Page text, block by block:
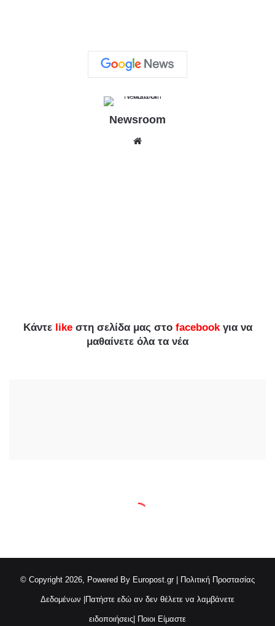
© Copyright 2026, Powered By Europost.gr | Πολιτική Προστασίας
Δεδομένων Πατήστε εδώ αν δεν θέλετε να λαμβάνετε
ειδοποιήσεις Ποιοι Είμαστε